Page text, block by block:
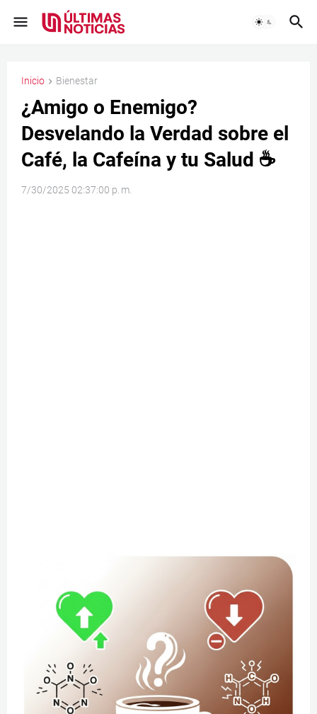
Inicio Bienestar
¿Amigo o Enemigo?
Desvelando la Verdad sobre el
Café, la Cafeína y tu Salud ☕
7/30/2025 02:37:00 p. m.